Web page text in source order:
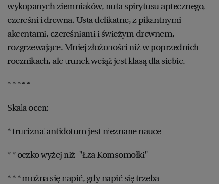
wykopanych ziemniaków, nuta spirytusu aptecznego,
czereśni i drewna. Usta delikatne, z pikantnymi
akcentami, czereśniami i świeżym drewnem,
rozgrzewające. Mniej złożoności niż w poprzednich
rocznikach, ale trunek wciąż jest klasą dla siebie.
* * * * *
Skala ocen:
* trucizna! antidotum jest nieznane nauce
* * oczko wyżej niż "Łza Komsomołki"
* * * można się napić, gdy napić się trzeba